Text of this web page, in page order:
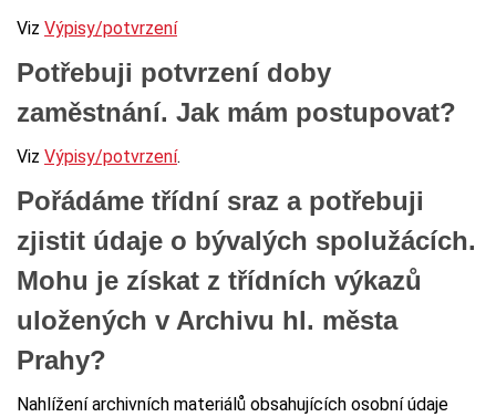
Viz Výpisy/potvrzení
Potřebuji potvrzení doby
zaměstnání. Jak mám postupovat?
Viz Výpisy/potvrzení.
Pořádáme třídní sraz a potřebuji
zjistit údaje o bývalých spolužácích.
Mohu je získat z třídních výkazů
uložených v Archivu hl. města
Prahy?
Nahlížení archivních materiálů obsahujících osobní údaje